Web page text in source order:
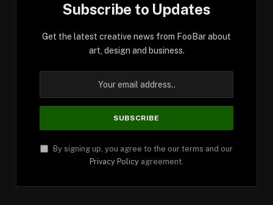
Subscribe to Updates
Get the latest creative news from FooBar about
art, design and business.
By signing up, you agree to the our terms and our
Privacy Policy agreement.